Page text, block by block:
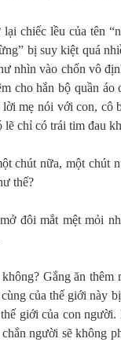
chiếc lều của tên
bị suy kiệt quá
nhìn vào chốn vô
cho hắn bộ quần
mẹ nói với con, cô
chỉ có trái tim đau
chút nữa, một chút
thế?
đôi mắt mệt mỏi
Gắng ăn thêm
của thế giới này
giới của con
người sẽ không